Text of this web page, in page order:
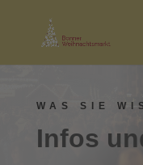
WAS SIE
Infos